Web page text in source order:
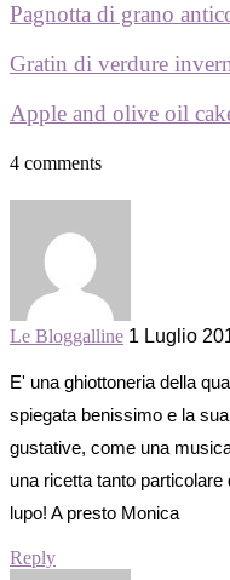
Pagnotta di grano
Gratin di verdure
Apple and olive oil
4 comments
Le Bloggalline 1 Luglio
E' una ghiottoneria della
spiegata benissimo e la
gustative, come una
una ricetta tanto
lupo! A presto Monica
Reply